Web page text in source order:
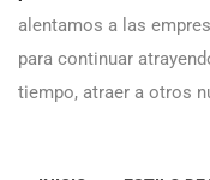
alentamos a las
para continuar
tiempo, atraer a otros